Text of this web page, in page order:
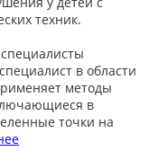
техник.
в области
методы
в
точки на